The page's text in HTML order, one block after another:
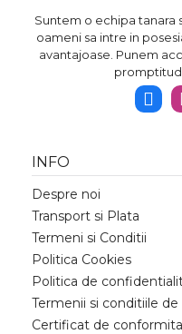
Suntem o echipa tanara
oameni sa intre in
avantajoase. Punem
INFO
Despre noi
Transport si Plata
Termeni si Conditii
Politica Cookies
Politica de
Termenii si conditiile
Certificat de